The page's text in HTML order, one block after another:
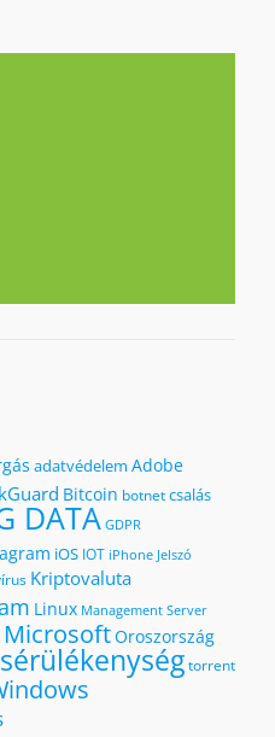
adatvédelem Adobe
Bitcoin botnetcsalás
DATA GDPR
iOS IOT iPhone Jelszó
Kriptovaluta
Linux Management Server
MicrosoftOroszország
sérülékenységtorrent